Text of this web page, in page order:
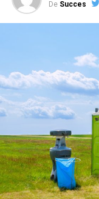
folosirea de zi cu
uleiuri
uleiuri pentru
uleiuri
lichide de
antigel;
lubrifianți
produse
De Succes